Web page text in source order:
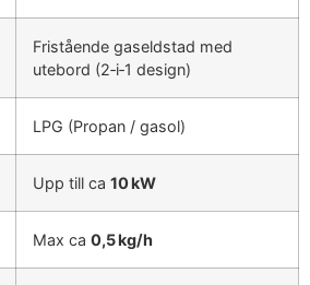
Fristående gaseldstad med
utebord (2‑i‑1 design)
LPG (Propan / gasol)
Upp till ca 10 kW
Max ca 0,5 kg/h